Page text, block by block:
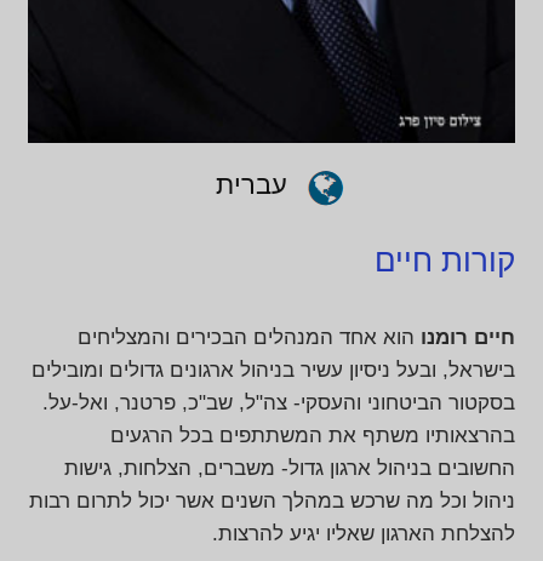
עברית
קורות חיים
חיים רומנו הוא אחד המנהלים הבכירים והמצליחים
בישראל, ובעל ניסיון עשיר בניהול ארגונים גדולים ומובילים
בסקטור הביטחוני והעסקי- צה"ל, שב"כ, פרטנר, ואל-על.
בהרצאותיו משתף את המשתתפים בכל הרגעים
החשובים בניהול ארגון גדול- משברים, הצלחות, גישות
ניהול וכל מה שרכש במהלך השנים אשר יכול לתרום רבות
להצלחת הארגון שאליו יגיע להרצות.